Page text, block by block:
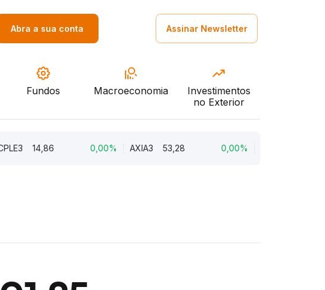
Abra a sua conta Assinar Newsletter
Fundos Macroeconomia
Investimentos
no Exterior
14,86 0,00% AXIA3 53,28 0,00% AURE3